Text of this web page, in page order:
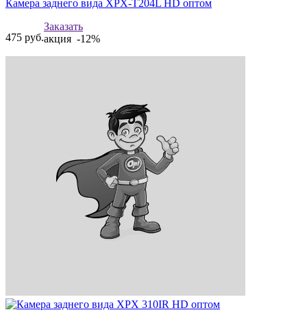
Камера заднего вида XPX-T204L HD оптом
475 руб.
Заказать
акция -12%